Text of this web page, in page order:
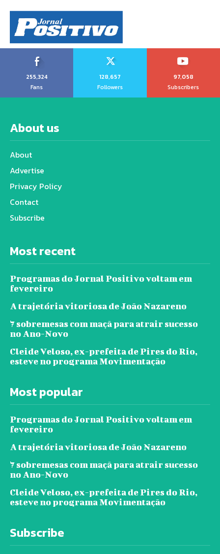
255,324
Fans
128,657
Followers
97,058
Subscribers
About us
About
Advertise
Privacy Policy
Contact
Subscribe
Most recent
Programas do Jornal Positivo voltam em
fevereiro
A trajetória vitoriosa de João Nazareno
7 sobremesas com maçã para atrair sucesso
no Ano-Novo
Cleide Veloso, ex-prefeita de Pires do Rio,
esteve no programa Movimentação
Most popular
Programas do Jornal Positivo voltam em
fevereiro
A trajetória vitoriosa de João Nazareno
7 sobremesas com maçã para atrair sucesso
no Ano-Novo
Cleide Veloso, ex-prefeita de Pires do Rio,
esteve no programa Movimentação
Subscribe